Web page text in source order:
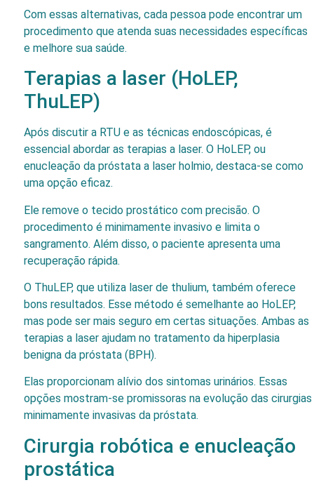
Com essas alternativas, cada pessoa pode encontrar um
procedimento que atenda suas necessidades específicas
e melhore sua saúde.
Terapias a laser (HoLEP,
ThuLEP)
Após discutir a RTU e as técnicas endoscópicas, é
essencial abordar as terapias a laser. O HoLEP, ou
enucleação da próstata a laser holmio, destaca-se como
uma opção eficaz.
Ele remove o tecido prostático com precisão. O
procedimento é minimamente invasivo e limita o
sangramento. Além disso, o paciente apresenta uma
recuperação rápida.
O ThuLEP, que utiliza laser de thulium, também oferece
bons resultados. Esse método é semelhante ao HoLEP,
mas pode ser mais seguro em certas situações. Ambas as
terapias a laser ajudam no tratamento da hiperplasia
benigna da próstata (BPH).
Elas proporcionam alívio dos sintomas urinários. Essas
opções mostram-se promissoras na evolução das cirurgias
minimamente invasivas da próstata.
Cirurgia robótica e enucleação
prostática